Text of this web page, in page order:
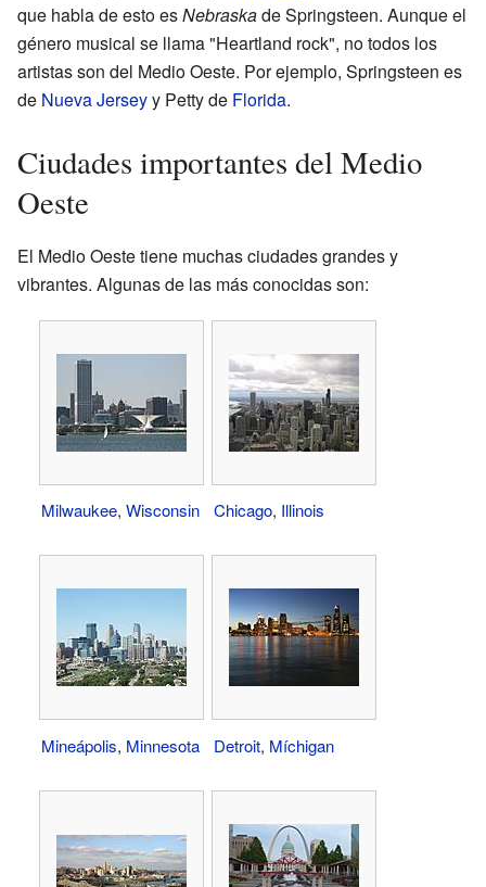
que habla de esto esNebraskade Springsteen. Aunque el
género musical se llama "Heartland rock", no todos los
artistas son del Medio Oeste. Por ejemplo, Springsteen es
de Nueva Jerseyy Petty de Florida.
Ciudades importantes del Medio
Oeste
El Medio Oeste tiene muchas ciudades grandes y
vibrantes. Algunas de las más conocidas son:
Milwaukee, Wisconsin Chicago, Illinois
Mineápolis, Minnesota Detroit, Míchigan